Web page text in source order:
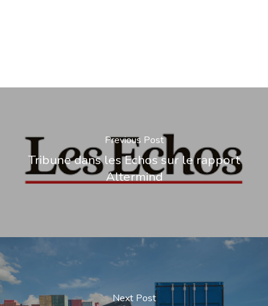
Previous Post
Tribune dans les Echos sur le rapport
Altermind
Next Post